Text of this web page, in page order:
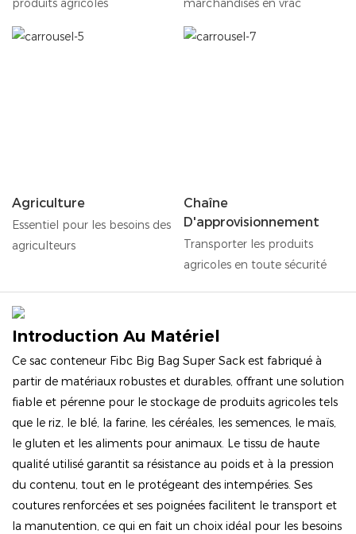
produits agricoles
marchandises en vrac
Agriculture
Essentiel pour les besoins des
agriculteurs
Chaîne
D'approvisionnement
Transporter les produits
agricoles en toute sécurité
Introduction Au Matériel
Ce sac conteneur Fibc Big Bag Super Sack est fabriqué à
partir de matériaux robustes et durables, offrant une solution
fiable et pérenne pour le stockage de produits agricoles tels
que le riz, le blé, la farine, les céréales, les semences, le maïs,
le gluten et les aliments pour animaux. Le tissu de haute
qualité utilisé garantit sa résistance au poids et à la pression
du contenu, tout en le protégeant des intempéries. Ses
coutures renforcées et ses poignées facilitent le transport et
la manutention, ce qui en fait un choix idéal pour les besoins